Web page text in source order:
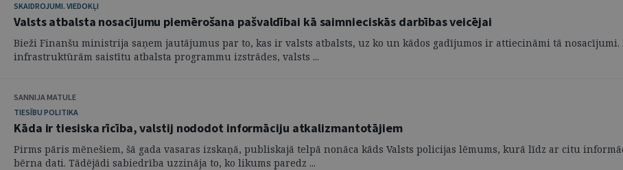
SKAIDROJUMI. VIEDOKĻI
Valsts atbalsta nosacījumu piemērošana pašvaldībai kā saimnieciskās darbības veicējai
Bieži Finanšu ministrija saņem jautājumus par to, kas ir valsts atbalsts, uz ko un kādos gadījumos ir attiecināmi tā
infrastruktūrām saistītu atbalsta programmu izstrādes, valsts ...
SANNIJA MATULE
TIESĪBU POLITIKA
Kāda ir tiesiska rīcība, valstij nododot informāciju atkalizmantotājiem
Pirms pāris mēnešiem, šā gada vasaras izskaņā, publiskajā telpā nonāca kāds Valsts policijas lēmums, kurā līdz ar citu
bērna dati. Tādējādi sabiedrība uzzināja to, ko likums paredz ...